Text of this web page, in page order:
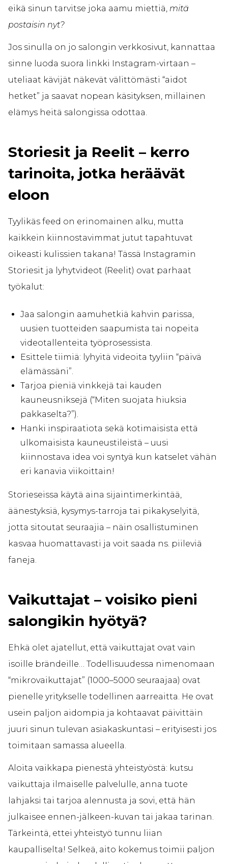
eikä sinun tarvitse joka aamu miettiä, mitä
postaisin nyt?
Jos sinulla on jo salongin verkkosivut, kannattaa
sinne luoda suora linkki Instagram-virtaan –
uteliaat kävijät näkevät välittömästi “aidot
hetket” ja saavat nopean käsityksen, millainen
elämys heitä salongissa odottaa.
Storiesit ja Reelit – kerro
tarinoita, jotka heräävät
eloon
Tyylikäs feed on erinomainen alku, mutta
kaikkein kiinnostavimmat jutut tapahtuvat
oikeasti kulissien takana! Tässä Instagramin
Storiesit ja lyhytvideot (Reelit) ovat parhaat
työkalut:
Jaa salongin aamuhetkiä kahvin parissa,
uusien tuotteiden saapumista tai nopeita
videotallenteita työprosessista.
Esittele tiimiä: lyhyitä videoita tyyliin “päivä
elämässäni”.
Tarjoa pieniä vinkkejä tai kauden
kauneusniksejä (“Miten suojata hiuksia
pakkaselta?”).
Hanki inspiraatiota sekä kotimaisista että
ulkomaisista kauneustileistä – uusi
kiinnostava idea voi syntyä kun katselet vähän
eri kanavia viikoittain!
Storieseissa käytä aina sijaintimerkintää,
äänestyksiä, kysymys-tarroja tai pikakyselyitä,
jotta sitoutat seuraajia – näin osallistuminen
kasvaa huomattavasti ja voit saada ns. piileviä
faneja.
Vaikuttajat – voisiko pieni
salongikin hyötyä?
Ehkä olet ajatellut, että vaikuttajat ovat vain
isoille brändeille… Todellisuudessa nimenomaan
“mikrovaikuttajat” (1000–5000 seuraajaa) ovat
pienelle yritykselle todellinen aarreaitta. He ovat
usein paljon aidompia ja kohtaavat päivittäin
juuri sinun tulevan asiakaskuntasi – erityisesti jos
toimitaan samassa alueella.
Aloita vaikkapa pienestä yhteistyöstä: kutsu
vaikuttaja ilmaiselle palvelulle, anna tuote
lahjaksi tai tarjoa alennusta ja sovi, että hän
julkaisee ennen-jälkeen-kuvan tai jakaa tarinan.
Tärkeintä, ettei yhteistyö tunnu liian
kaupalliselta! Selkeä, aito kokemus toimii paljon